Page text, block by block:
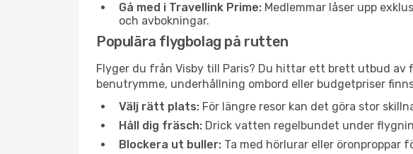
Gå med i Travellink Prime: Medlemmar låser upp
och avbokningar.
Populära flygbolag på rutten
Flyger du från Visby till Paris? Du hittar ett brett utbud av
benutrymme, underhållning ombord eller budgetpriser
Välj rätt plats: För längre resor kan det göra stor
Håll dig fräsch: Drick vatten regelbundet under
Blockera ut buller: Ta med hörlurar eller